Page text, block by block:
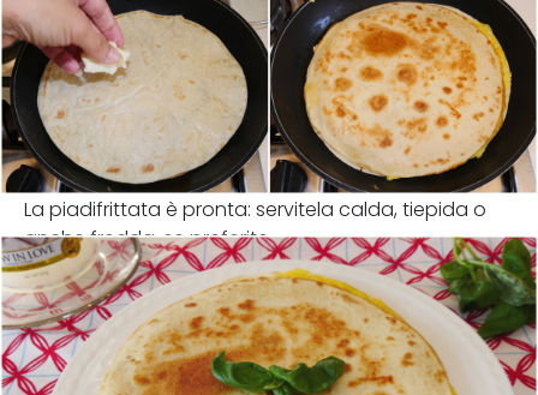
La piadifrittata è pronta: servitela calda, tiepida o
anche fredda, se preferite.